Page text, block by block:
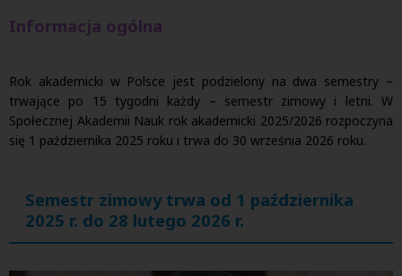
Informacja ogólna
Rok akademicki w Polsce jest podzielony na dwa semestry –
trwające po 15 tygodni każdy – semestr zimowy i letni. W
Społecznej Akademii Nauk rok akademicki 2025/2026 rozpoczyna
się 1 października 2025 roku i trwa do 30 września 2026 roku.
Semestr zimowy trwa od 1 października
2025 r. do 28 lutego 2026 r.